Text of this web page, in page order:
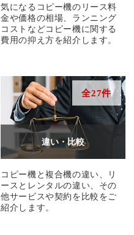
気になるコピー機のリース料
金や価格の相場、ランニング
コストなどコピー機に関する
費用の抑え方を紹介します。
全27件
違い・比較
コピー機と複合機の違い、リ
ースとレンタルの違い、その
他サービスや契約を比較をご
紹介します。